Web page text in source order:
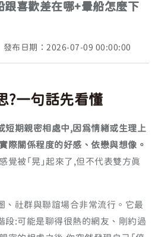
跟喜歡差在哪+暈船怎麼下
發布日期：2026-07-09 00:00:00
?一句話先看懂
短期親密相處中,因為情緒或生理上
際關係程度的好感、依戀與想像。
覺被「晃」起來了,但不代表雙方真
、社群與聯誼場合非常流行。它最
段:可能是聊得很熱的網友、剛約過